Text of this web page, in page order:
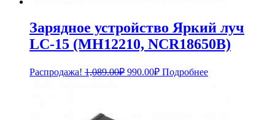
Зарядное устройство Яркий луч
LC-15 (MH12210, NCR18650B)
Распродажа! 1,089.00₽ Первоначальная
990.00₽Текущая
цена:
Подробнее